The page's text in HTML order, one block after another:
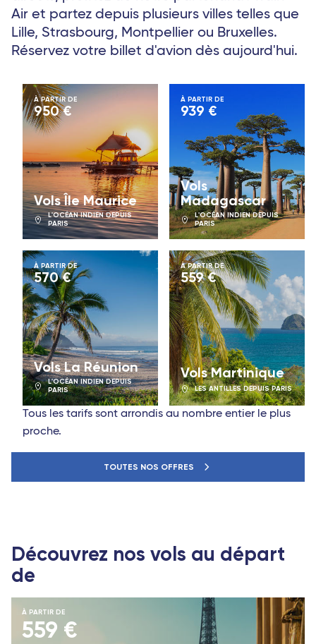
Air et partez depuis plusieurs villes telles que
Lille, Strasbourg, Montpellier ou Bruxelles.
Réservez votre billet d'avion dès aujourd'hui.
Vols Île Maurice
L'OCÉAN INDIEN DEPUIS
PARIS
À PARTIR DE
950 €
Vols La Réunion
L'OCÉAN INDIEN DEPUIS
PARIS
À PARTIR DE
570 €
Vols
Madagascar
L'OCÉAN INDIEN DEPUIS
PARIS
À PARTIR DE
939 €
Vols Martinique
LES ANTILLES DEPUIS PARIS
À PARTIR DE
559 €
Tous les tarifs sont arrondis au nombre entier le plus
proche.
TOUTES NOS OFFRES
Découvrez nos vols au départ
de
À PARTIR DE
559 €